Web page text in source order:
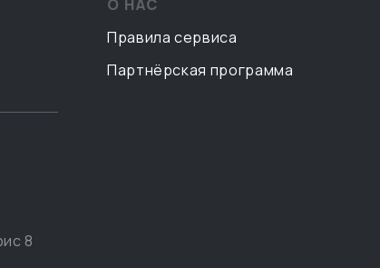
8
О НАС
Правила сервиса
Партнёрская программа